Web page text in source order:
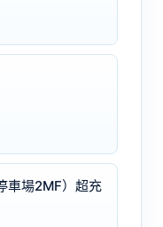
車場2MF）超充